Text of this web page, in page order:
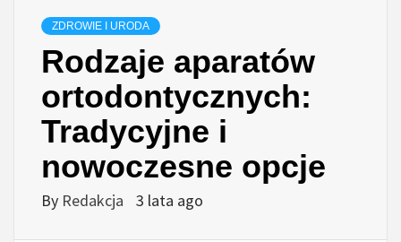
ZDROWIE I URODA
Rodzaje aparatów
ortodontycznych:
Tradycyjne i
nowoczesne opcje
By Redakcja 3 lata ago